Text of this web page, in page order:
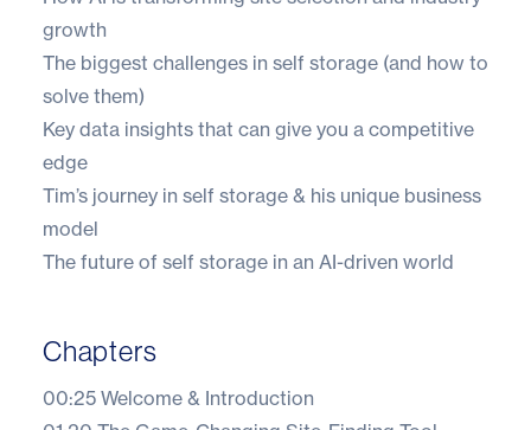
growth
The biggest challenges in self storage (and how to
solve them)
Key data insights that can give you a competitive
edge
Tim’s journey in self storage & his unique business
model
The future of self storage in an AI-driven world
Chapters
00:25 Welcome & Introduction